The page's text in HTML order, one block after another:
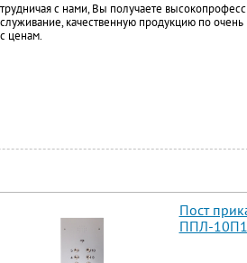
с нами, Вы получаете
качественную продукцию по
ценам.
Пост
ППЛ-